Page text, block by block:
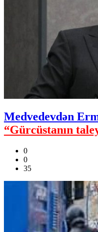
Medvedevdən
“Gürcüstanın
0
0
35